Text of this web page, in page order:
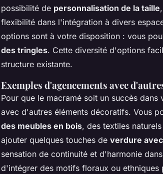
possibilité de personnalisation de la taille
flexibilité dans l'intégration à divers
options sont à votre disposition : vous
des tringles. Cette diversité d'options
structure existante.
Exemples d'agencements avec
Pour que le macramé soit un succès
avec d'autres éléments décoratifs. Vous
des meubles en bois, des textiles
ajouter quelques touches de verdure
sensation de continuité et d'harmonie
d'intégrer des motifs floraux ou